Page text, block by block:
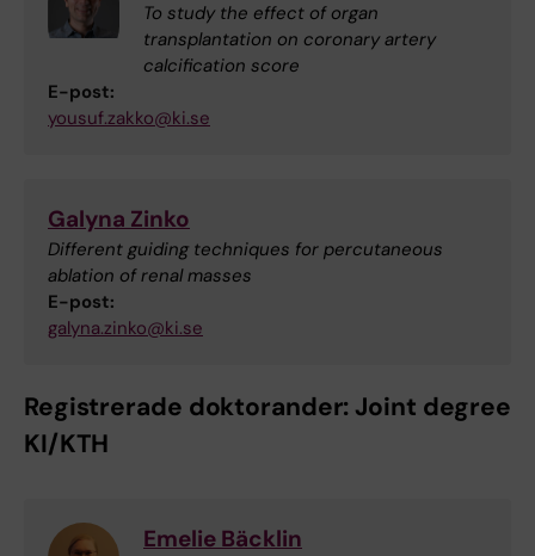
To study the effect of organ
transplantation on coronary artery
calcification score
E-post:
yousuf.zakko@ki.se
Galyna Zinko
Different guiding techniques for percutaneous
ablation of renal masses
E-post:
galyna.zinko@ki.se
Registrerade doktorander: Joint degree
KI/KTH
Emelie Bäcklin